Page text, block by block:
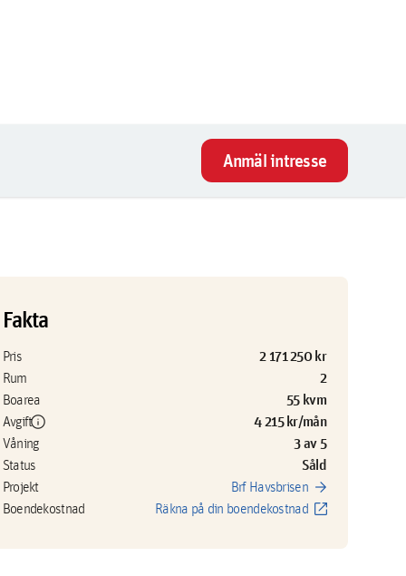
Anmäl intresse
Fakta
Pris 2 171 250 kr
Rum 2
Boarea 55 kvm
Avgiftinfo 4 215 kr/mån
Våning 3 av 5
Status Såld
Projekt Brf Havsbrisen arrow_forward
Boendekostnad Räkna på din boendekostnad open_in_new